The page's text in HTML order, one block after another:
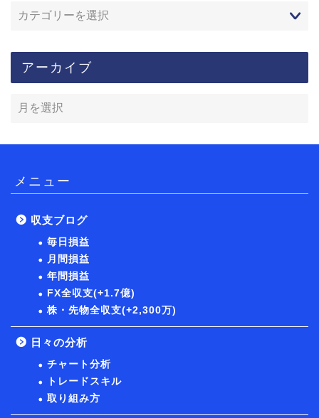
アーカイブ
メニュー
収支ブログ
毎日損益
月間損益
年間損益
FX全収支(+1.7億)
株・先物全収支(+2,300万)
日々の分析
チャート分析
トレードスキル
取り組み方